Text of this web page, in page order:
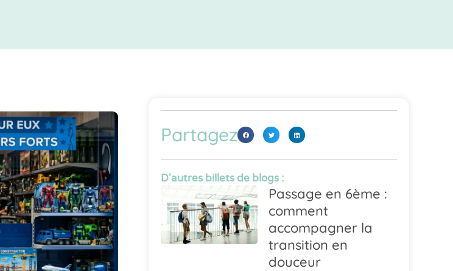
Partagez
D'autres billets de blogs :
Passage en 6ème :
comment
accompagner la
transition en
douceur